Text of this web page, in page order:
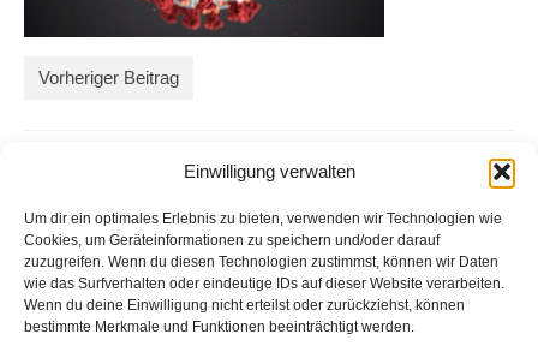
Einwilligung verwalten
Um dir ein optimales Erlebnis zu bieten, verwenden wir Technologien wie
Cookies, um Geräteinformationen zu speichern und/oder darauf
zuzugreifen. Wenn du diesen Technologien zustimmst, können wir Daten
wie das Surfverhalten oder eindeutige IDs auf dieser Website verarbeiten.
Wenn du deine Einwilligung nicht erteilst oder zurückziehst, können
bestimmte Merkmale und Funktionen beeinträchtigt werden.
Vorheriger Beitrag